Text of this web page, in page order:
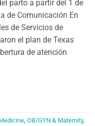
parto a partir del 1 de
de Comunicación En
de Servicios de
el plan de Texas
de atención
, OB/GYN & Maternity,